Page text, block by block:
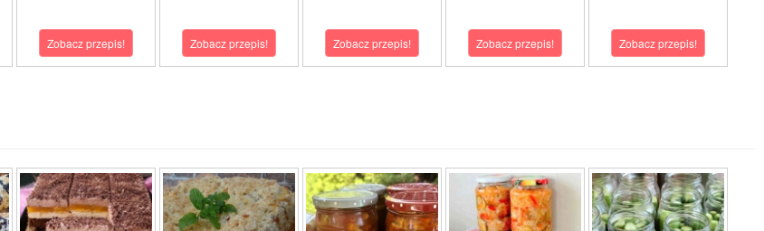
Zobacz przepis! Zobacz przepis! Zobacz przepis! Zobacz przepis! Zobacz przepis!